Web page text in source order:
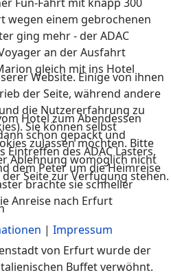
wegen einem gebrochenen
ging mehr - der ADAC
an der Ausfahrt
gleich mit ins Hotel
Hotel zum Abendessen
schon gepackt und
des ADAC Lasters,
dem Peter um die Heimreise
brachte sie schneller
Anreise nach Erfurt
von Erfurt wurde der
Buffet verwöhnt.
Website. Einige von ihnen
der Seite, während andere
die Nutzererfahrung zu
Sie können selbst
zulassen möchten. Bitte
Ablehnung womöglich nicht
Seite zur Verfügung stehen.
| Impressum